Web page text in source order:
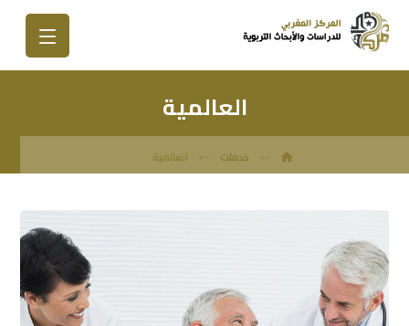
العالمية
خدمات العالمية